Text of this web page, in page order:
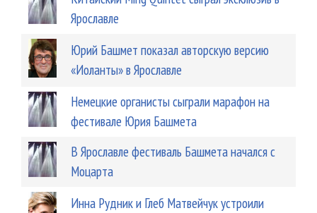
Ярославле
Юрий Башмет показал авторскую версию
«Иоланты» в Ярославле
Немецкие органисты сыграли марафон на
фестивале Юрия Башмета
В Ярославле фестиваль Башмета начался с
Моцарта
Инна Рудник и Глеб Матвейчук устроили